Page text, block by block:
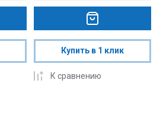
Купить в 1 клик
К сравнению